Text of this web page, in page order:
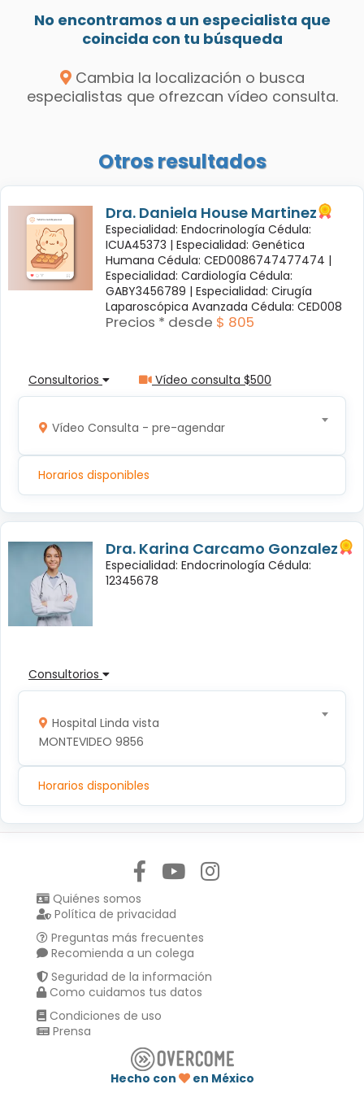
No encontramos a un especialista que
coincida con tu búsqueda
Cambia la localización o busca
especialistas que ofrezcan vídeo consulta.
Otros resultados
Dra. Daniela House Martinez
Especialidad: Endocrinología Cédula:
ICUA45373 | Especialidad: Genética
Humana Cédula: CED0086747477474 |
Especialidad: Cardiología Cédula:
GABY3456789 | Especialidad: Cirugía
Laparoscópica Avanzada Cédula: CED008
Precios * desde $ 805
Consultorios Vídeo consulta $500
Vídeo Consulta - pre-agendar
Horarios disponibles
Dra. Karina Carcamo Gonzalez
Especialidad: Endocrinología Cédula:
12345678
Consultorios
Hospital Linda vista
MONTEVIDEO 9856
Horarios disponibles
Quiénes somos
Política de privacidad
Preguntas más frecuentes
Recomienda a un colega
Seguridad de la información
Como cuidamos tus datos
Condiciones de uso
Prensa
Hecho con
en México